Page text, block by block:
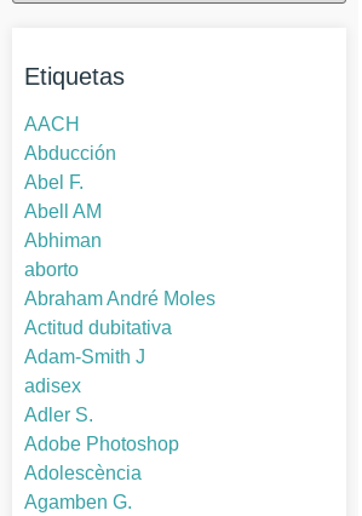
Etiquetas
AACH
Abducción
Abel F.
Abell AM
Abhiman
aborto
Abraham André Moles
Actitud dubitativa
Adam-Smith J
adisex
Adler S.
Adobe Photoshop
Adolescència
Agamben G.